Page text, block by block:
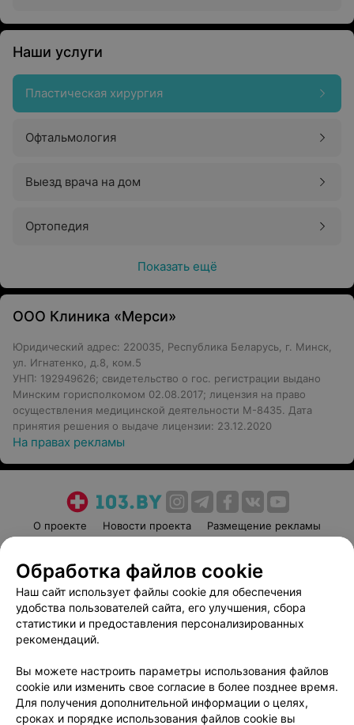
Наши услуги
Пластическая хирургия
Офтальмология
Выезд врача на дом
Ортопедия
Показать ещё
ООО Клиника «Мерси»
Юридический адрес: 220035, Республика Беларусь, г. Минск,
ул. Игнатенко, д.8, ком.5
УНП: 192949626; свидетельство о гос. регистрации выдано
Минским горисполкомом 02.08.2017; лицензия на право
осуществления медицинской деятельности M-8435. Дата
принятия решения о выдаче лицензии: 23.12.2020
На правах рекламы
О проекте Новости проекта
Размещение рекламы
Пользовательское соглашение
Способы оплаты
Вакансии
Партнеры
Написать руководителю 103.by
Обработка персональных данных
Обработка файлов cookie
Наш сайт использует файлы cookie для обеспечения
удобства пользователей сайта, его улучшения, сбора
статистики и предоставления персонализированных
рекомендаций.
Вы можете настроить параметры использования файлов
cookie или изменить свое согласие в более позднее время.
Для получения дополнительной информации о целях,
сроках и порядке использования файлов cookie вы